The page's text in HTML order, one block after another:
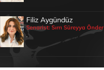
Filiz Aygündüz
Senarist: Sırrı Süreyya Önder
.